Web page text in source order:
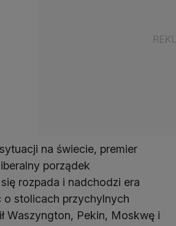
na świecie, premier
porządek
rozpada i nadchodzi era
o stolicach przychylnych
Waszyngton, Pekin, Moskwę i